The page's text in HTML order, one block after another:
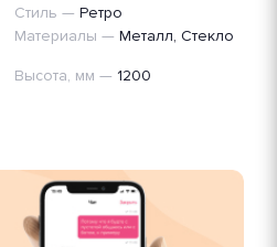
Стиль — Ретро
Материалы — Металл, Стекло
Высота, мм — 1200